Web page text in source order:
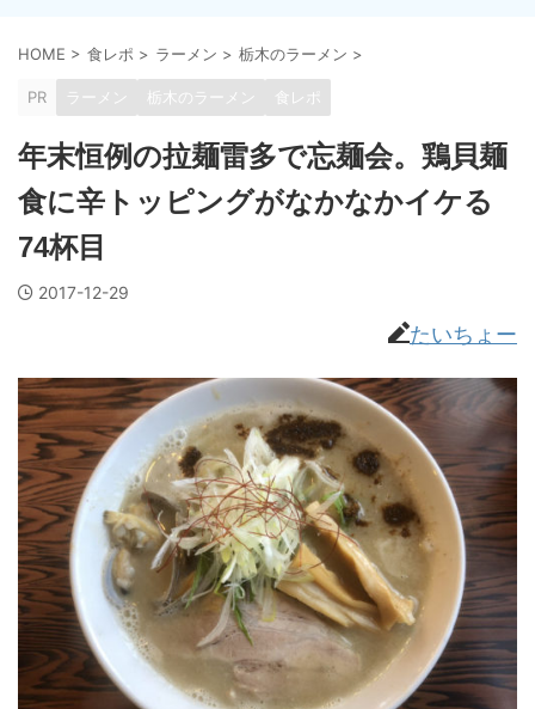
HOME > 食レポ > ラーメン > 栃木のラーメン >
PR ラーメン 栃木のラーメン 食レポ
年末恒例の拉麺雷多で忘麺会。鶏貝麺
食に辛トッピングがなかなかイケる
74杯目
2017-12-29
たいちょー